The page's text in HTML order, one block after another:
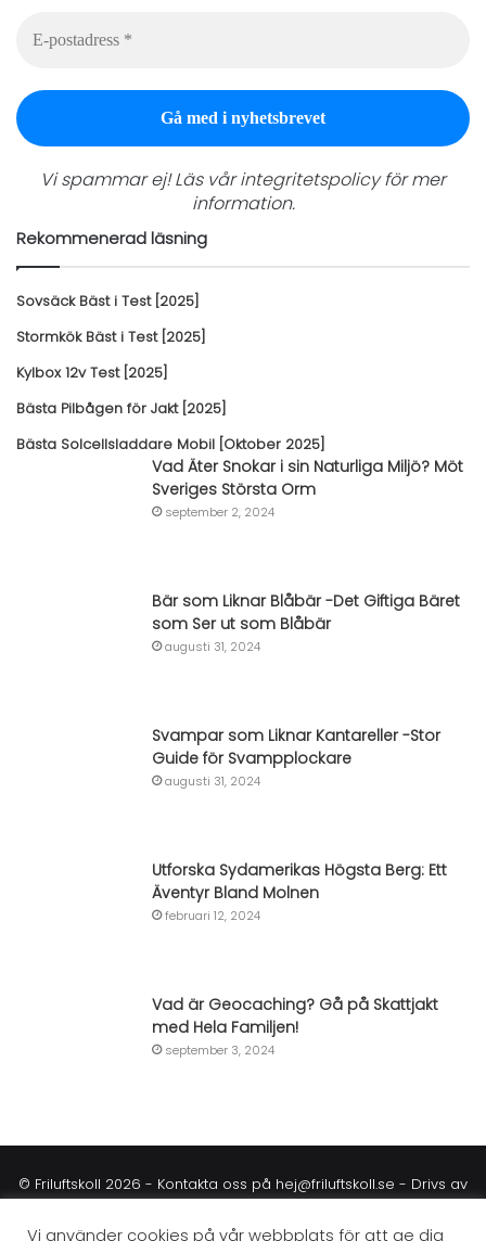
Vi spammar ej! Läs vårintegritetspolicyför mer
information.
Rekommenerad läsning
Sovsäck Bäst i Test [2025]
Stormkök Bäst i Test [2025]
Kylbox 12v Test [2025]
Bästa Pilbågen för Jakt [2025]
Bästa Solcellsladdare Mobil [Oktober 2025]
Vad Äter Snokar i sin Naturliga Miljö? Möt
Sveriges Största Orm
september 2, 2024
Bär som Liknar Blåbär -Det Giftiga Bäret
som Ser ut som Blåbär
augusti 31, 2024
Svampar som Liknar Kantareller -Stor
Guide för Svampplockare
augusti 31, 2024
Utforska Sydamerikas Högsta Berg: Ett
Äventyr Bland Molnen
februari 12, 2024
Vad är Geocaching? Gå på Skattjakt
med Hela Familjen!
september 3, 2024
© Friluftskoll 2026 - Kontakta oss på hej@friluftskoll.se - Drivs av
Vi använder cookies på vår webbplats för att ge dig